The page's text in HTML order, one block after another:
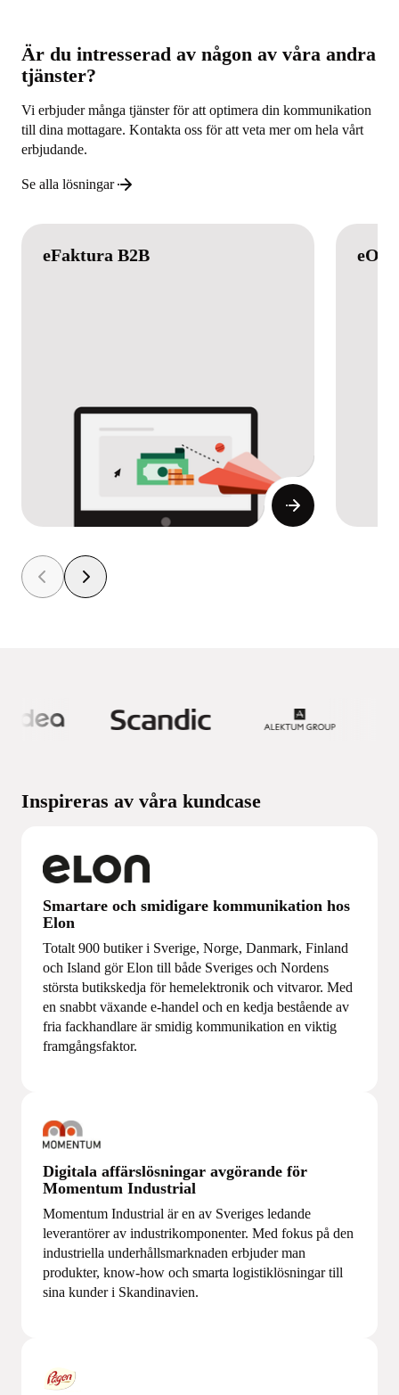
Är du intresserad av någon av våra andra
tjänster?
Vi erbjuder många tjänster för att optimera din kommunikation
till dina mottagare. Kontakta oss för att veta mer om hela vårt
erbjudande.
Se alla lösningar
eFaktura B2B
Inspireras av våra kundcase
Smartare och smidigare kommunikation hos
Elon
Totalt 900 butiker i Sverige, Norge, Danmark, Finland
och Island gör Elon till både Sveriges och Nordens
största butikskedja för hemelektronik och vitvaror. Med
en snabbt växande e-handel och en kedja bestående av
fria fackhandlare är smidig kommunikation en viktig
framgångsfaktor.
Digitala affärslösningar avgörande för
Momentum Industrial
Momentum Industrial är en av Sveriges ledande
leverantörer av industrikomponenter. Med fokus på den
industriella underhållsmarknaden erbjuder man
produkter, know-how och smarta logistiklösningar till
sina kunder i Skandinavien.